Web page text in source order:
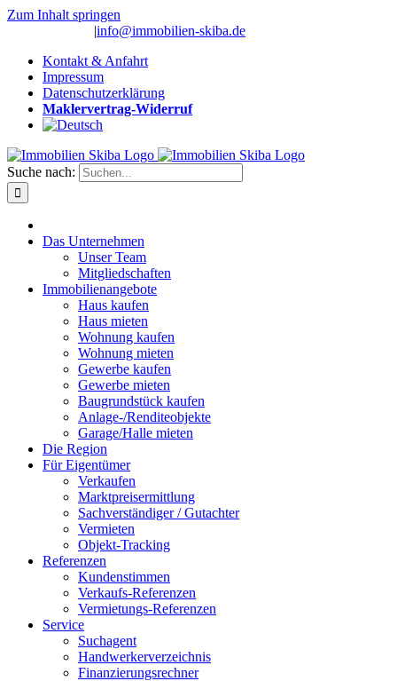
Zum Inhalt springen
|info@immobilien-skiba.de
Kontakt & Anfahrt
Impressum
Datenschutzerklärung
Maklervertrag-Widerruf
Suche nach:
Das Unternehmen
Unser Team
Mitgliedschaften
Immobilienangebote
Haus kaufen
Haus mieten
Wohnung kaufen
Wohnung mieten
Gewerbe kaufen
Gewerbe mieten
Baugrundstück kaufen
Anlage-/Renditeobjekte
Garage/Halle mieten
Die Region
Für Eigentümer
Verkaufen
Marktpreisermittlung
Sachverständiger / Gutachter
Vermieten
Objekt-Tracking
Referenzen
Kundenstimmen
Verkaufs-Referenzen
Vermietungs-Referenzen
Service
Suchagent
Handwerkerverzeichnis
Finanzierungsrechner